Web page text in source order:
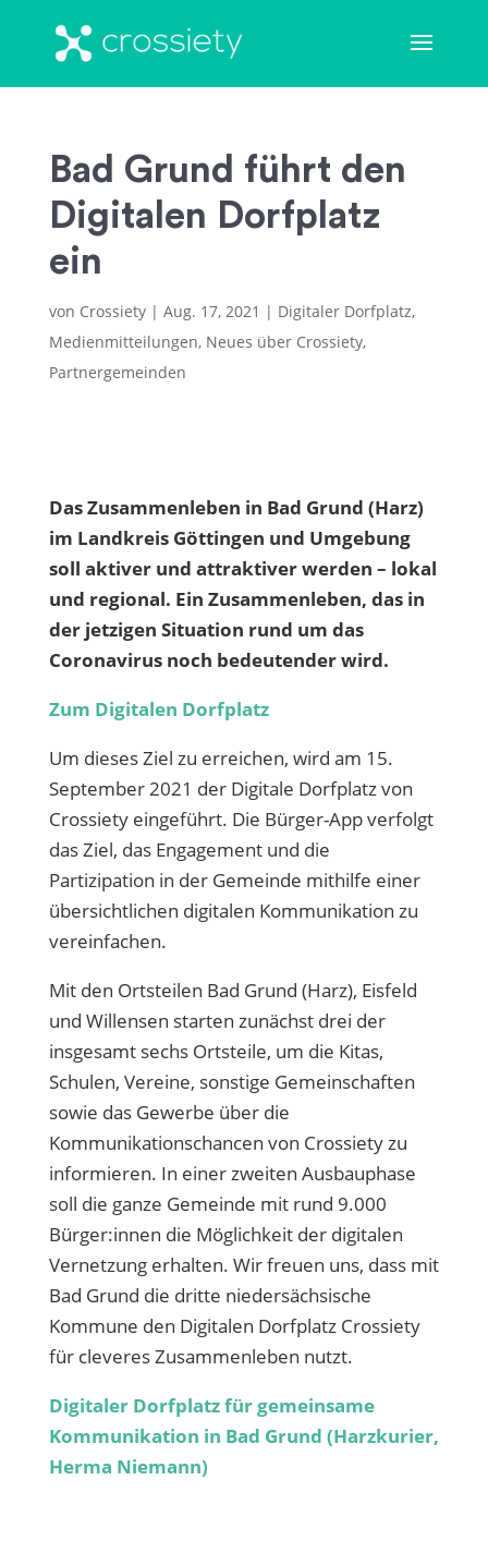
Bad Grund führt den
Digitalen Dorfplatz
ein
von Crossiety| Aug. 17, 2021 | Digitaler Dorfplatz,
Medienmitteilungen, Neues über Crossiety,
Partnergemeinden
Das Zusammenleben in Bad Grund (Harz)
im Landkreis Göttingen und Umgebung
soll aktiver und attraktiver werden – lokal
und regional. Ein Zusammenleben, das in
der jetzigen Situation rund um das
Coronavirus noch bedeutender wird.
Zum Digitalen Dorfplatz
Um dieses Ziel zu erreichen, wird am 15.
September 2021 der Digitale Dorfplatz von
Crossiety eingeführt. Die Bürger-App verfolgt
das Ziel, das Engagement und die
Partizipation in der Gemeinde mithilfe einer
übersichtlichen digitalen Kommunikation zu
vereinfachen.
Mit den Ortsteilen Bad Grund (Harz), Eisfeld
und Willensen starten zunächst drei der
insgesamt sechs Ortsteile, um die Kitas,
Schulen, Vereine, sonstige Gemeinschaften
sowie das Gewerbe über die
Kommunikationschancen von Crossiety zu
informieren. In einer zweiten Ausbauphase
soll die ganze Gemeinde mit rund 9.000
Bürger:innen die Möglichkeit der digitalen
Vernetzung erhalten. Wir freuen uns, dass mit
Bad Grund die dritte niedersächsische
Kommune den Digitalen Dorfplatz Crossiety
für cleveres Zusammenleben nutzt.
Digitaler Dorfplatz für gemeinsame
Kommunikation in Bad Grund (Harzkurier,
Herma Niemann)